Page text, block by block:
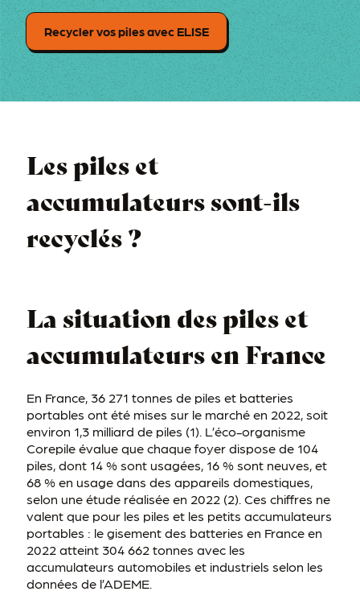
Recycler vos piles avec ELISE
Les piles et
accumulateurs sont-ils
recyclés ?
La situation des piles et
accumulateurs en France
En France, 36 271 tonnes de piles et batteries
portables ont été mises sur le marché en 2022, soit
environ 1,3 milliard de piles (1). L’éco-organisme
Corepile évalue que chaque foyer dispose de 104
piles, dont 14 % sont usagées, 16 % sont neuves, et
68 % en usage dans des appareils domestiques,
selon une étude réalisée en 2022 (2). Ces chiffres ne
valent que pour les piles et les petits accumulateurs
portables : le gisement des batteries en France en
2022 atteint 304 662 tonnes avec les
accumulateurs automobiles et industriels selon les
données de l’ADEME.